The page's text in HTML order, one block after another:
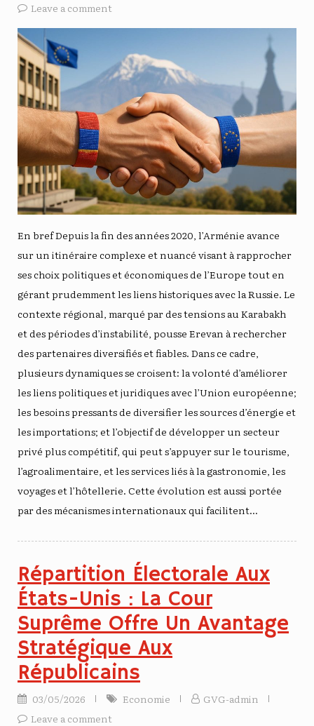
Leave a comment
En bref Depuis la fin des années 2020, l’Arménie avance
sur un itinéraire complexe et nuancé visant à rapprocher
ses choix politiques et économiques de l’Europe tout en
gérant prudemment les liens historiques avec la Russie. Le
contexte régional, marqué par des tensions au Karabakh
et des périodes d’instabilité, pousse Erevan à rechercher
des partenaires diversifiés et fiables. Dans ce cadre,
plusieurs dynamiques se croisent: la volonté d’améliorer
les liens politiques et juridiques avec l’Union européenne;
les besoins pressants de diversifier les sources d’énergie et
les importations; et l’objectif de développer un secteur
privé plus compétitif, qui peut s’appuyer sur le tourisme,
l’agroalimentaire, et les services liés à la gastronomie, les
voyages et l’hôtellerie. Cette évolution est aussi portée
par des mécanismes internationaux qui facilitent…
Répartition Électorale Aux
États-Unis : La Cour
Suprême Offre Un Avantage
Stratégique Aux
Républicains
03/05/2026 Economie
GVG-admin
Leave a comment